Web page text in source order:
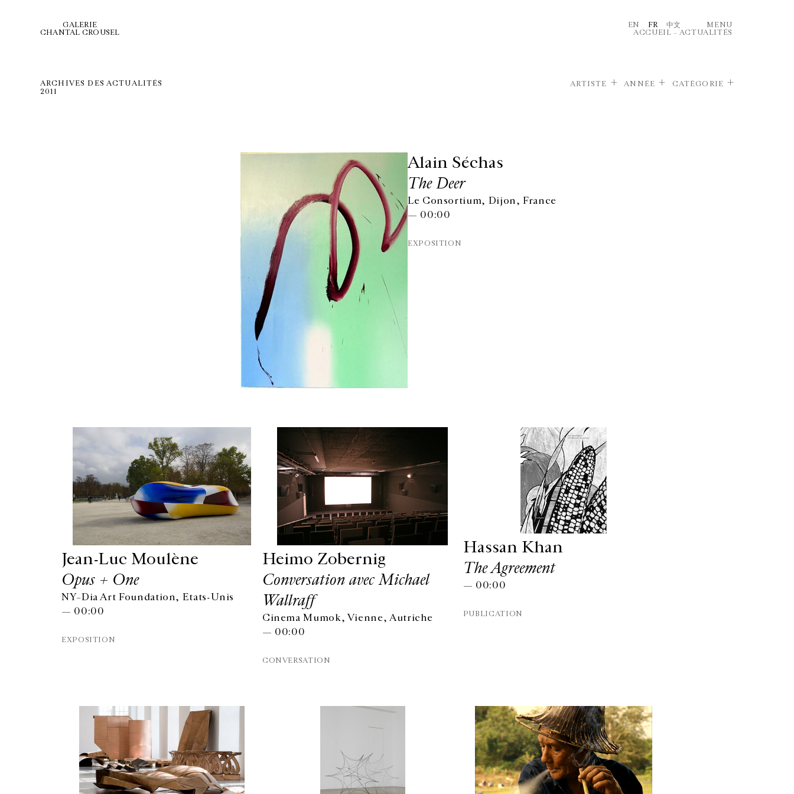
GALERIE
CHANTAL CROUSEL
EN FR 中文
MENU
ACCUEIL – ACTUALITÉS
ARCHIVES DES ACTUALITÉS
2011
ARTISTE ANNÉE CATÉGORIE
Alain Séchas
The Deer
Le Consortium, Dijon, France
— 00:00
EXPOSITION
Jean-Luc Moulène
Opus + One
NY–Dia Art Foundation, Etats-Unis
— 00:00
EXPOSITION
Heimo Zobernig
Conversation avec Michael
Wallraff
Cinema Mumok, Vienne, Autriche
— 00:00
CONVERSATION
Hassan Khan
The Agreement
— 00:00
PUBLICATION